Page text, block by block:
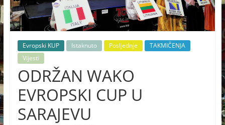
Evropski KUP Istaknuto Posljednje
TAKMIČENJA
Vijesti
ODRŽAN WAKO
EVROPSKI CUP U
SARAJEVU